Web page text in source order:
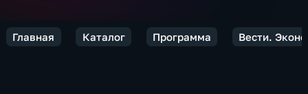
Главная Каталог Программа Вести.